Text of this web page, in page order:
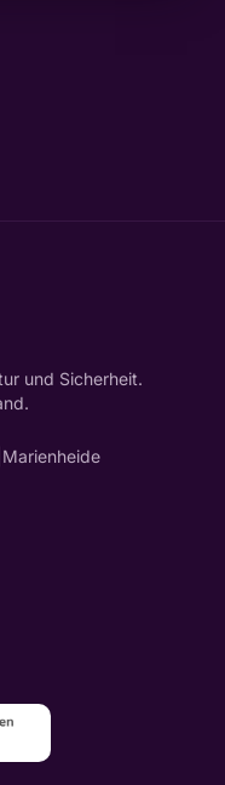
und Sicherheit.
Marienheide